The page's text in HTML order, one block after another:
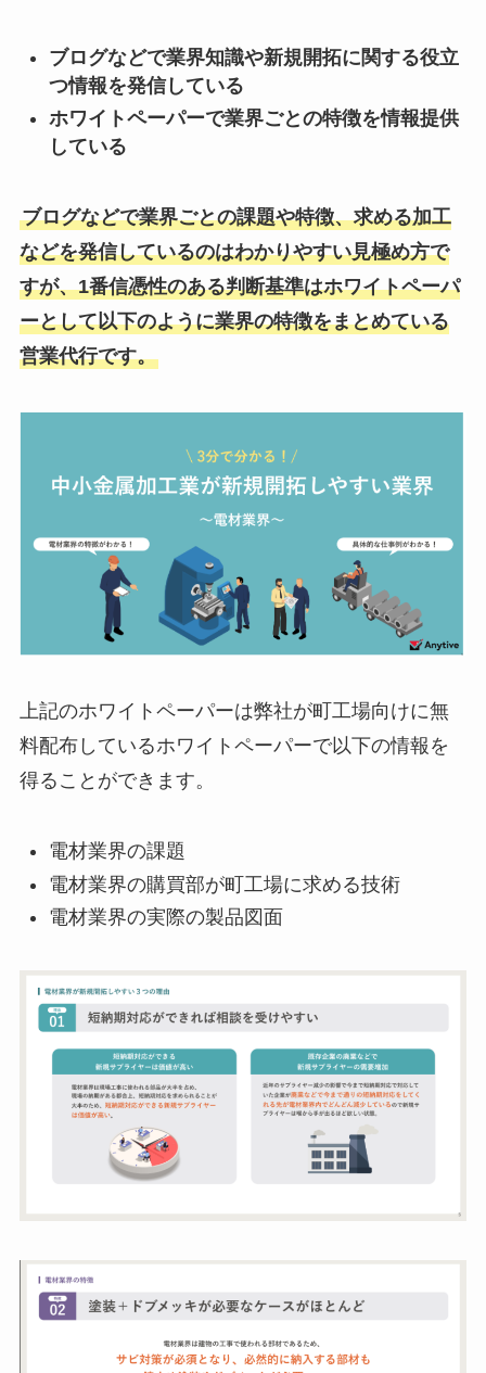
ブログなどで業界知識や新規開拓に関する役立
つ情報を発信している
ホワイトペーパーで業界ごとの特徴を情報提供
している
ブログなどで業界ごとの課題や特徴、求める加工
などを発信しているのはわかりやすい見極め方で
すが、1番信憑性のある判断基準はホワイトペーパ
ーとして以下のように業界の特徴をまとめている
営業代行です。
上記のホワイトペーパーは弊社が町工場向けに無
料配布しているホワイトペーパーで以下の情報を
得ることができます。
電材業界の課題
電材業界の購買部が町工場に求める技術
電材業界の実際の製品図面